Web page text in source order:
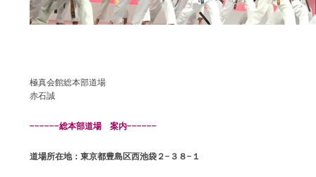
極真会館総本部道場
赤石誠
−−−−−−総本部道場 案内−−−−−−
道場所在地：東京都豊島区西池袋２−３８−１